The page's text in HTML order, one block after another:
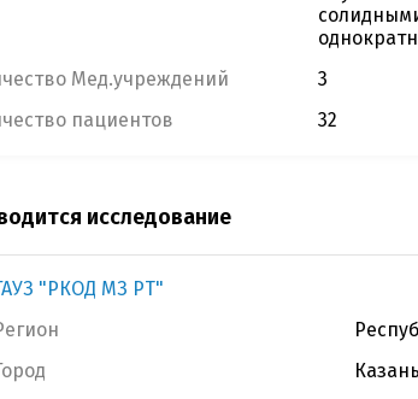
Мед.учреждений
3
пациентов
32
исследование
"РКОД МЗ РТ"
Казань